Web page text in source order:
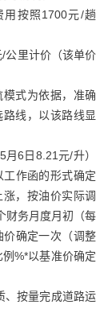
用按照1700元/趟
/公里计价（该单价
式为依据，准确
线，以该路线显
6日8.21元/升）
作函的形式确定
，按油价实际调
财务月度月初（每
价确定一次（调整
%*以基准价确定
、按量完成道路运